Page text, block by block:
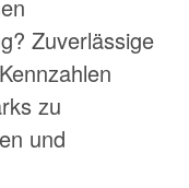
Zuverlässige
zu
und